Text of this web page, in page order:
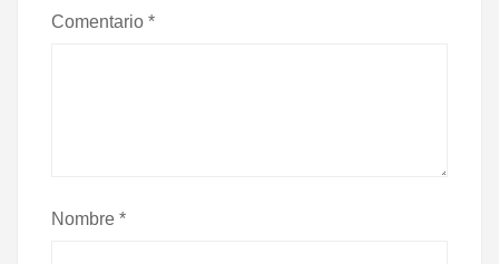
Comentario *
Nombre *